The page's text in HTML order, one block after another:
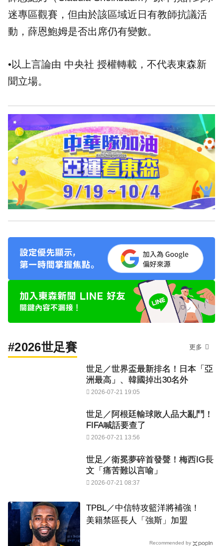
迷專區觀賽，但由於該區域近日有教師抗議活
動，薛恩鮑姆是否出席仍有變數。
•以上言論由 中央社 授權轉載，不代表東森新
聞立場。
#2026世足賽 更多
世足／世界盃最新排名！日本「亞
洲最高」、韓國掉出30名外
2026-07-21 19:05
世足／阿根廷輸球敗人品大亂鬥！
FIFA喊話要查了
2026-07-21 13:56
世足／衛冕夢碎首發聲！梅西IG長
文「痛苦難以言喻」
2026-07-21 08:37
TPBL／中信特攻籃洋將補強！
美籍禁區長人「強斯」加盟
Recommended by